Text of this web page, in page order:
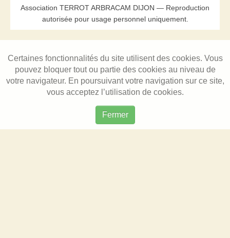
Association TERROT ARBRACAM DIJON — Reproduction
autorisée pour usage personnel uniquement.
Certaines fonctionnalités du site utilisent des cookies. Vous
pouvez bloquer tout ou partie des cookies au niveau de
votre navigateur. En poursuivant votre navigation sur ce site,
vous acceptez l’utilisation de cookies.
Fermer